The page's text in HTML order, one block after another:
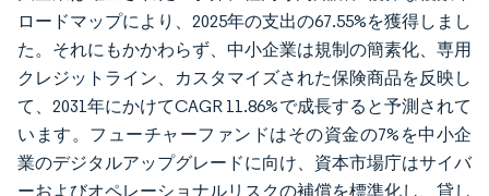
ロードマップにより、2025年の支出の67.55%を獲得しまし
た。それにもかかわらず、中小企業は規制の簡素化、専用
クレジットライン、カスタマイズされた保険商品を反映し
て、2031年にかけてCAGR 11.86%で成長すると予測されて
います。フューチャーファンドはその資金の7%を中小企
業のデジタルアップグレードに向け、資本市場庁はサイバ
ーおよびオペレーショナルリスクの補償を標準化し、貸し